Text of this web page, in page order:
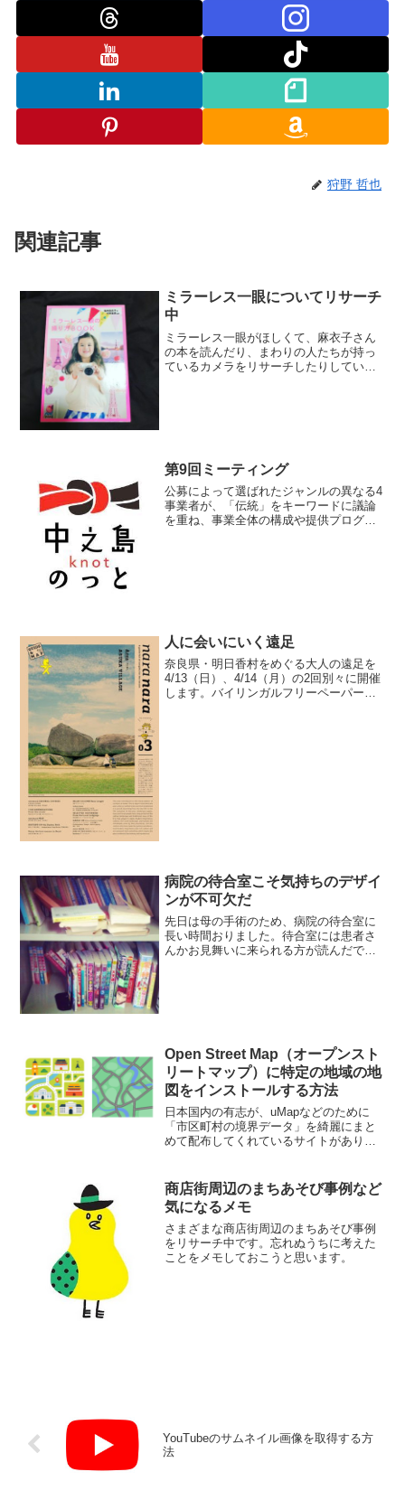
狩野 哲也
関連記事
ミラーレス一眼についてリサーチ
中
ミラーレス一眼がほしくて、麻衣子さん
の本を読んだり、まわりの人たちが持っ
ているカメラをリサーチしたりしていま
第9回ミーティング
公募によって選ばれたジャンルの異なる4
事業者が、「伝統」をキーワードに議論
を重ね、事業全体の構成や提供プログラ
人に会いにいく遠足
奈良県・明日香村をめぐる大人の遠足を
4/13（日）、4/14（月）の2回別々に開催
します。バイリンガルフリーペーパー
病院の待合室こそ気持ちのデザイ
ンが不可欠だ
先日は母の手術のため、病院の待合室に
長い時間おりました。待合室には患者さ
んかお見舞いに来られる方が読んだであ
Open Street Map（オープンスト
リートマップ）に特定の地域の地
図をインストールする方法
日本国内の有志が、uMapなどのために
「市区町村の境界データ」を綺麗にまと
めて配布してくれているサイトがありま
開きます。ページを少し下にスクロール
すると、都道...
商店街周辺のまちあそび事例など
気になるメモ
さまざまな商店街周辺のまちあそび事例
をリサーチ中です。忘れぬうちに考えた
ことをメモしておこうと思います。
YouTubeのサムネイル画像を取得する方
法